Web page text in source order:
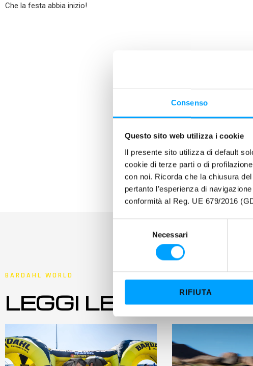
Consenso
Questo sito web utilizza i cookie
Il presente sito utilizza di default
cookie di terze parti o di
con noi. Ricorda che la chiusura
pertanto l’esperienza di
conformità al Reg. UE 679/2016
z
o
n
e
e
l
Necessari
RIFIUTA
Che la festa abbia inizio!
BARDAHL WORLD
LEGGI LE ULTIME